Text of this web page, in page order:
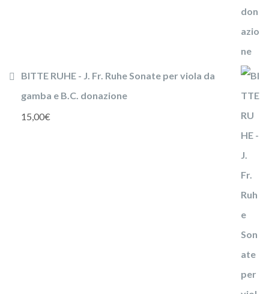
BITTE RUHE - J. Fr. Ruhe Sonate per viola da
gamba e B.C. donazione
15,00€